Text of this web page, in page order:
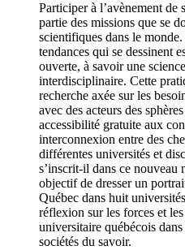
Participer à l’avènement de
partie des missions que se
scientifiques dans le
tendances qui se dessinent
ouverte, à savoir une
interdisciplinaire. Cette
recherche axée sur les
avec des acteurs des
accessibilité gratuite aux
interconnexion entre des
différentes universités et
s’inscrit-il dans ce nouveau
objectif de dresser un
Québec dans huit
réflexion sur les forces et
universitaire québécois
sociétés du savoir.